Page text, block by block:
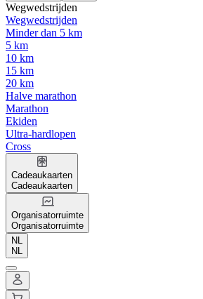
Wegwedstrijden
Wegwedstrijden
Minder dan 5 km
5 km
10 km
15 km
20 km
Halve marathon
Marathon
Ekiden
Ultra-hardlopen
Cross
Cadeaukaarten
Cadeaukaarten
Organisatorruimte
Organisatorruimte
NL
NL